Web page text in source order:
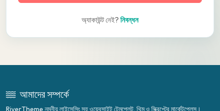
অ্যাকাউন্ট নেই? নিবন্ধন
আমাদের সম্পর্কে
RiverTheme নমনীয় লাইসেন্সিং সহ ওয়েবসাইট টেমপ্লেট, থিম ও স্ক্রিপ্টের মার্কেটপ্লেস।